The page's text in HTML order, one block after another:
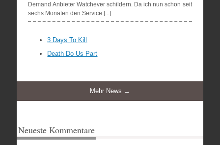
Demand Anbieter Watchever schildern. Da ich nun schon seit
sechs Monaten den Service [...]
3 Days To Kill
Death Do Us Part
Mehr News →
Neueste Kommentare